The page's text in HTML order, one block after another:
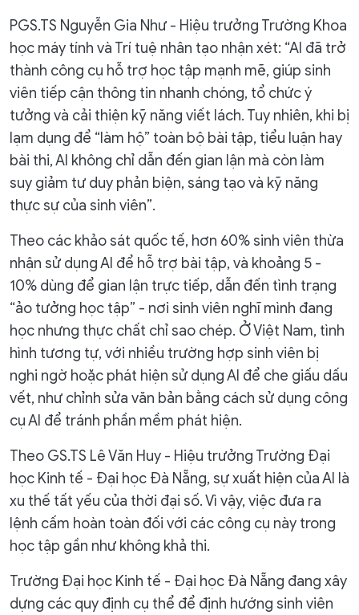
PGS.TS Nguyễn Gia Như - Hiệu trưởng Trường Khoa
học máy tính và Trí tuệ nhân tạo nhận xét: “AI đã trở
thành công cụ hỗ trợ học tập mạnh mẽ, giúp sinh
viên tiếp cận thông tin nhanh chóng, tổ chức ý
tưởng và cải thiện kỹ năng viết lách. Tuy nhiên, khi bị
lạm dụng để “làm hộ” toàn bộ bài tập, tiểu luận hay
bài thi, AI không chỉ dẫn đến gian lận mà còn làm
suy giảm tư duy phản biện, sáng tạo và kỹ năng
thực sự của sinh viên”.
Theo các khảo sát quốc tế, hơn 60% sinh viên thừa
nhận sử dụng AI để hỗ trợ bài tập, và khoảng 5 -
10% dùng để gian lận trực tiếp, dẫn đến tình trạng
“ảo tưởng học tập” - nơi sinh viên nghĩ mình đang
học nhưng thực chất chỉ sao chép. Ở Việt Nam, tình
hình tương tự, với nhiều trường hợp sinh viên bị
nghi ngờ hoặc phát hiện sử dụng AI để che giấu dấu
vết, như chỉnh sửa văn bản bằng cách sử dụng công
cụ AI để tránh phần mềm phát hiện.
Theo GS.TS Lê Văn Huy - Hiệu trưởng Trường Đại
học Kinh tế - Đại học Đà Nẵng, sự xuất hiện của AI là
xu thế tất yếu của thời đại số. Vì vậy, việc đưa ra
lệnh cấm hoàn toàn đối với các công cụ này trong
học tập gần như không khả thi.
Trường Đại học Kinh tế - Đại học Đà Nẵng đang xây
dựng các quy định cụ thể để định hướng sinh viên